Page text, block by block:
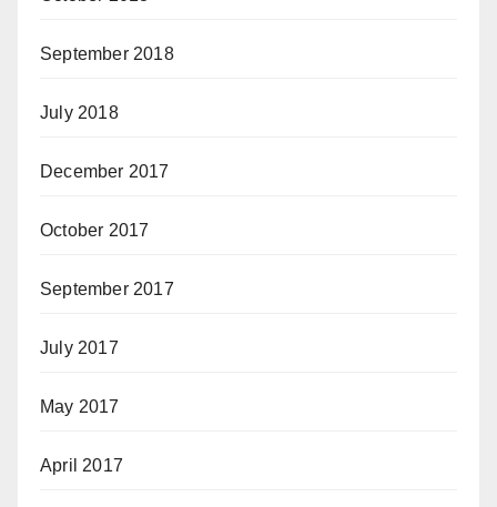
September 2018
July 2018
December 2017
October 2017
September 2017
July 2017
May 2017
April 2017